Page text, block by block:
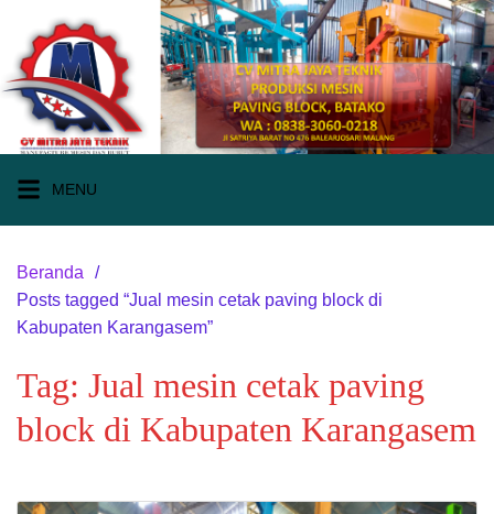
konten
MENU
Beranda
Posts tagged “Jual mesin cetak paving block di
Kabupaten Karangasem”
Tag: Jual mesin cetak paving
block di Kabupaten Karangasem